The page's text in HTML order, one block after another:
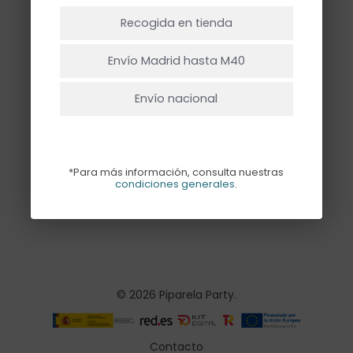
8,50€
© 2026 Piparela Party.
Contacto
Recogida en tienda
Envío Madrid hasta M40
Envío nacional
*Para más información, consulta nuestras
condiciones generales.